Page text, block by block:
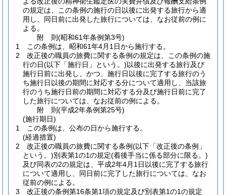
の規定は、この条例の施行の日以後に出発する旅行から適
用し、同日前に出発した旅行については、なお従前の例に
よる。
附 則(昭和61年条例第3号)
1
この条例は、昭和61年4月1日から施行する。
2
改正後の職員の旅費に関する条例の規定は、この条例の施
行の日(以下「施行日」という。)以後に出発する旅行及び
施行日前に出発し、かつ、施行日以後に完了する旅行のう
ち施行日以後の期間に対応する分について適用し、当該旅
行のうち施行日前の期間に対応する分及び施行日前に完了
した旅行については、なお従前の例による。
附 則(平成2年条例第25号)
(施行期日)
1
この条例は、公布の日から施行する。
(経過措置)
2
改正後の職員の旅費に関する条例(以下「改正後の条例」
という。)別表第1の1の規定(着後手当に係る部分に限る。)
及び同表の2の規定は、平成2年4月1日以後に完了する旅行
について適用し、同日前に完了した旅行については、なお
従前の例による。
3
改正後の条例第16条第1項の規定及び別表第1の1の規定